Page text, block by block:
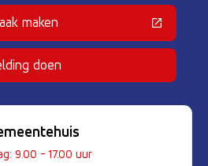
maken
(Deze link gaat naar een externe
doen
9.00 - 17.00 uur